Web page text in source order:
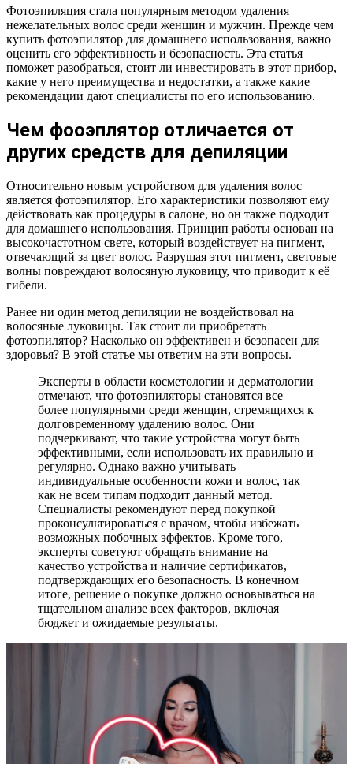
Фотоэпиляция стала популярным методом удаления
нежелательных волос среди женщин и мужчин. Прежде чем
купить фотоэпилятор для домашнего использования, важно
оценить его эффективность и безопасность. Эта статья
поможет разобраться, стоит ли инвестировать в этот прибор,
какие у него преимущества и недостатки, а также какие
рекомендации дают специалисты по его использованию.
Чем фооэплятор отличается от
других средств для депиляции
Относительно новым устройством для удаления волос
является фотоэпилятор. Его характеристики позволяют ему
действовать как процедуры в салоне, но он также подходит
для домашнего использования. Принцип работы основан на
высокочастотном свете, который воздействует на пигмент,
отвечающий за цвет волос. Разрушая этот пигмент, световые
волны повреждают волосяную луковицу, что приводит к её
гибели.
Ранее ни один метод депиляции не воздействовал на
волосяные луковицы. Так стоит ли приобретать
фотоэпилятор? Насколько он эффективен и безопасен для
здоровья? В этой статье мы ответим на эти вопросы.
Эксперты в области косметологии и дерматологии
отмечают, что фотоэпиляторы становятся все
более популярными среди женщин, стремящихся к
долговременному удалению волос. Они
подчеркивают, что такие устройства могут быть
эффективными, если использовать их правильно и
регулярно. Однако важно учитывать
индивидуальные особенности кожи и волос, так
как не всем типам подходит данный метод.
Специалисты рекомендуют перед покупкой
проконсультироваться с врачом, чтобы избежать
возможных побочных эффектов. Кроме того,
эксперты советуют обращать внимание на
качество устройства и наличие сертификатов,
подтверждающих его безопасность. В конечном
итоге, решение о покупке должно основываться на
тщательном анализе всех факторов, включая
бюджет и ожидаемые результаты.